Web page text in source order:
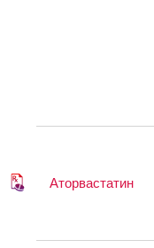
Аторвастатин